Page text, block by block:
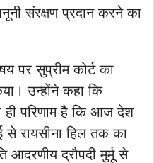
संरक्षण प्रदान करने का
पर सुप्रीम कोर्ट का
उन्होंने कहा कि
ही परिणाम है कि आज देश
से रायसीना हिल तक का
आदरणीय द्रौपदी मुर्मू से